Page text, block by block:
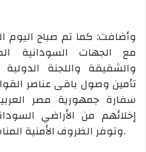
مع الجهات السودانية
والشقيقة واللجنة
تأمين وصول باقى عناصر
سفارة جمهورية مصر
إخلائهم من الأراضي
وتوفر الظروف الأمنية المناسبة لعودتهم لأرض الوطن.